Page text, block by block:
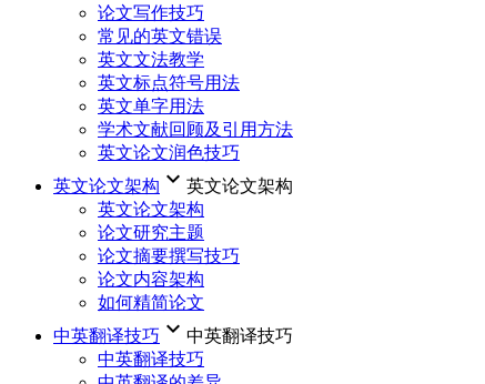
论文写作技巧
常见的英文错误
英文文法教学
英文标点符号用法
英文单字用法
学术文献回顾及引用方法
英文论文润色技巧
英文论文架构 keyboard_arrow_down 英文论文架构
英文论文架构
论文研究主题
论文摘要撰写技巧
论文内容架构
如何精简论文
中英翻译技巧 keyboard_arrow_down 中英翻译技巧
中英翻译技巧